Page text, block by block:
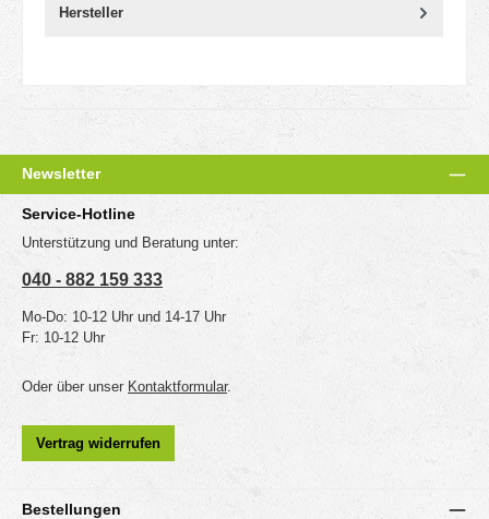
Hersteller
Newsletter
Service-Hotline
Unterstützung und Beratung unter:
040 - 882 159 333
Mo-Do: 10-12 Uhr und 14-17 Uhr
Fr: 10-12 Uhr
Oder über unser Kontaktformular.
Vertrag widerrufen
Bestellungen